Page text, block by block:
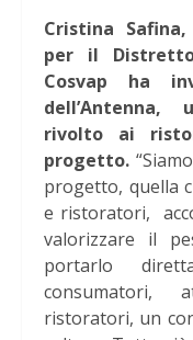
Cristina
per il
Cosvap ha
rivolto ai
progetto.
progetto, quella
e ristoratori,
valorizzare il
portarlo
consumatori,
ristoratori, un